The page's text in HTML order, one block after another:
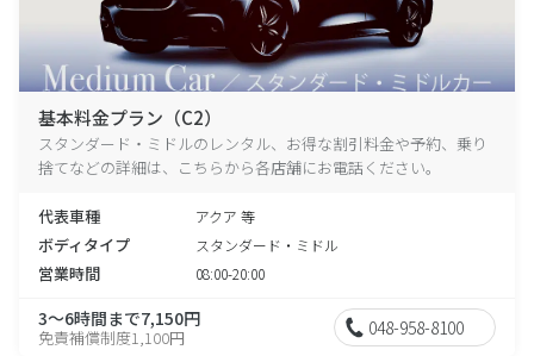
基本料金プラン（C2）
スタンダード・ミドルのレンタル、お得な割引料金や予約、乗り
捨てなどの詳細は、こちらから各店舗にお電話ください。
代表車種 アクア 等
ボディタイプ スタンダード・ミドル
営業時間 08:00-20:00
3～6時間まで7,150円
免責補償制度1,100円 048-958-8100